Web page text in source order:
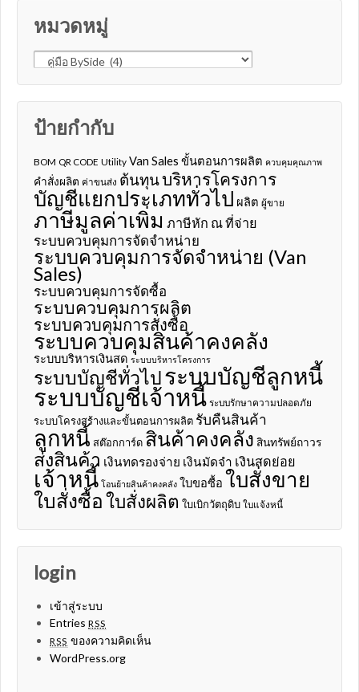
หมวดหมู่
หมวดหมู่
ป้ายกำกับ
BOM QR CODE Utility Van Sales ขั้นตอนการผลิต ควบคุมคุณภาพ
คำสั่งผลิต ค่าขนส่ง ต้นทุนบริหารโครงการ
บัญชีแยกประเภททั่วไป ผลิต ผู้ขาย
ภาษีมูลค่าเพิ่ม ภาษีหัก ณ ที่จ่าย
ระบบควบคุมการจัดจำหน่าย
ระบบควบคุมการจัดจำหน่าย (Van
Sales)
ระบบควบคุมการจัดซื้อ
ระบบควบคุมการผลิต
ระบบควบคุมการสั่งซื้อ
ระบบควบคุมสินค้าคงคลัง
ระบบบริหารเงินสด ระบบบริหารโครงการ
ระบบบัญชีทั่วไประบบบัญชีลูกหนี้
ระบบบัญชีเจ้าหนี้ ระบบรักษาความปลอดภัย
ระบบโครงสร้างและขั้นตอนการผลิต รับคืนสินค้า
ลูกหนี้ สต๊อกการ์ด สินค้าคงคลัง สินทรัพย์ถาวร
ส่งสินค้า เงินทดรองจ่าย เงินมัดจำ เงินสดย่อย
เจ้าหนี้ โอนย้ายสินค้าคงคลัง ใบขอซื้อ ใบสั่งขาย
ใบสั่งซื้อใบสั่งผลิต ใบเบิกวัตถุดิบ ใบแจ้งหนี้
login
เข้าสู่ระบบ
Entries RSS
RSS ของความคิดเห็น
WordPress.org